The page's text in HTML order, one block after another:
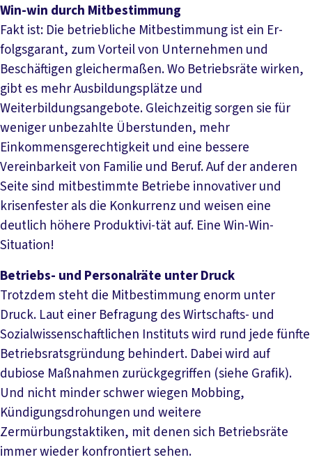
Win-win durch Mitbestimmung
Fakt ist: Die betriebliche Mitbestimmung ist ein Er-
folgsgarant, zum Vorteil von Unternehmen und
Beschäftigen gleichermaßen. Wo Betriebsräte wirken,
gibt es mehr Ausbildungsplätze und
Weiterbildungsangebote. Gleichzeitig sorgen sie für
weniger unbezahlte Überstunden, mehr
Einkommensgerechtigkeit und eine bessere
Vereinbarkeit von Familie und Beruf. Auf der anderen
Seite sind mitbestimmte Betriebe innovativer und
krisenfester als die Konkurrenz und weisen eine
deutlich höhere Produktivi-tät auf. Eine Win-Win-
Situation!
Betriebs- und Personalräte unter Druck
Trotzdem steht die Mitbestimmung enorm unter
Druck. Laut einer Befragung des Wirtschafts- und
Sozialwissenschaftlichen Instituts wird rund jede fünfte
Betriebsratsgründung behindert. Dabei wird auf
dubiose Maßnahmen zurückgegriffen (siehe Grafik).
Und nicht minder schwer wiegen Mobbing,
Kündigungsdrohungen und weitere
Zermürbungstaktiken, mit denen sich Betriebsräte
immer wieder konfrontiert sehen.